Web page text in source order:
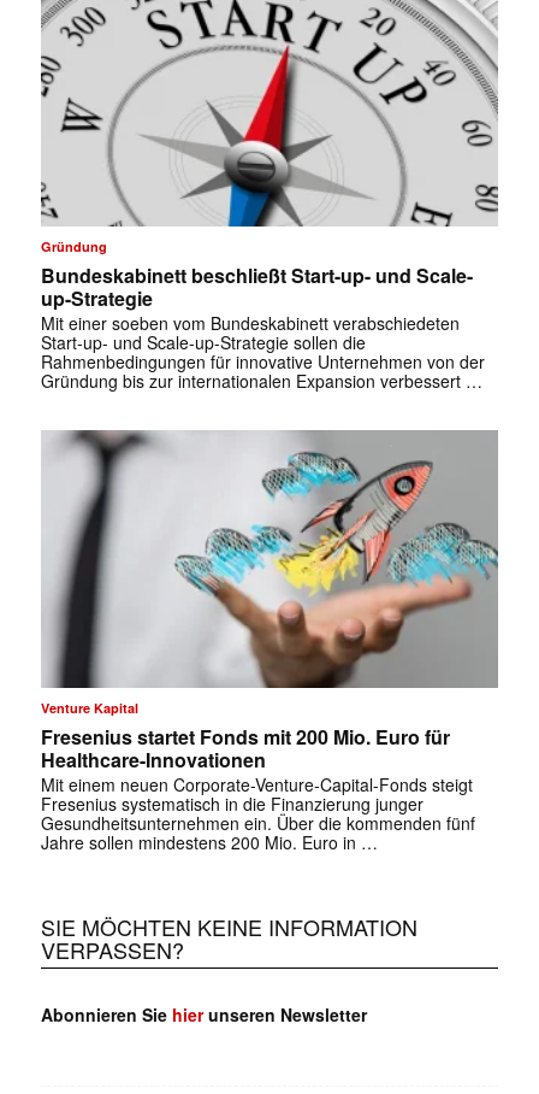
✕
Gründung
Bundeskabinett beschließt Start-up- und Scale-
up-Strategie
Mit einer soeben vom Bundeskabinett verabschiedeten
Start-up- und Scale-up-Strategie sollen die
Rahmenbedingungen für innovative Unternehmen von der
Gründung bis zur internationalen Expansion verbessert …
Venture Kapital
Fresenius startet Fonds mit 200 Mio. Euro für
Healthcare-Innovationen
Mit einem neuen Corporate-Venture-Capital-Fonds steigt
Fresenius systematisch in die Finanzierung junger
Gesundheitsunternehmen ein. Über die kommenden fünf
Jahre sollen mindestens 200 Mio. Euro in …
SIE MÖCHTEN KEINE INFORMATION
VERPASSEN?
Abonnieren Sie hierunseren Newsletter